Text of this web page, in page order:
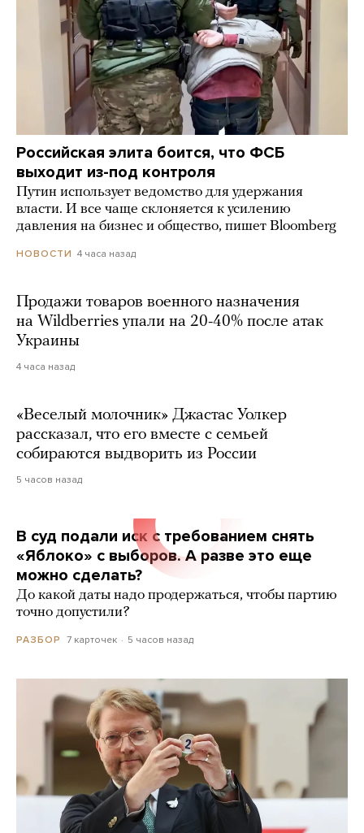
Российская элита боится, что ФСБ
выходит из-под контроля
Путин использует ведомство для удержания
власти. И все чаще склоняется к усилению
давления на бизнес и общество, пишет Bloomberg
НОВОСТИ 4 часа назад
Продажи товаров военного назначения
на Wildberries упали на 20-40% после атак
Украины
4 часа назад
«Веселый молочник» Джастас Уолкер
рассказал, что его вместе с семьей
собираются выдворить из России
5 часов назад
В суд подали иск с требованием снять
«Яблоко» с выборов. А разве это еще
можно сделать?
До какой даты надо продержаться, чтобы партию
точно допустили?
РАЗБОР 7 карточек 5 часов назад